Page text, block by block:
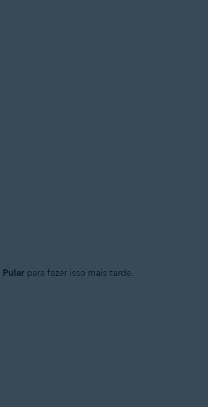
Pular para fazer isso mais tarde.